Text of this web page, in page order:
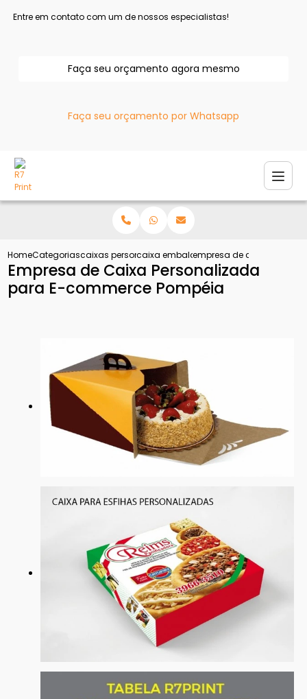
Entre em contato com um de nossos especialistas!
Faça seu orçamento agora mesmo
Faça seu orçamento por Whatsapp
HomeCategoriascaixas personalizadascaixa embalagem personalizada
empresa de caixa
Empresa de Caixa Personalizada
para E-commerce Pompéia